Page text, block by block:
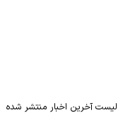
لیست آخرین اخبار منتشر شده